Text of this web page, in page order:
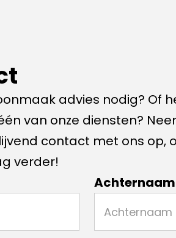
advies nodig? Of
van onze diensten?
contact met ons op,
verder!
Achternaam